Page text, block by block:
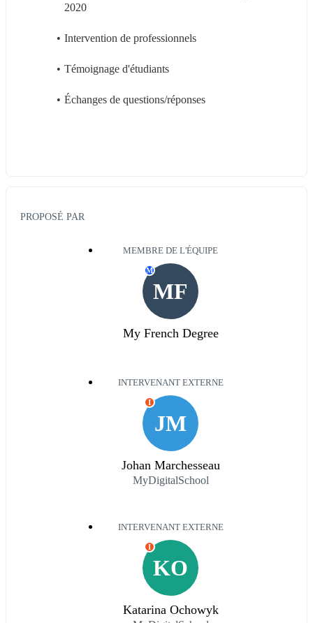
2020
Intervention de professionnels
Témoignage d'étudiants
Échanges de questions/réponses
PROPOSÉ PAR
MEMBRE DE L'ÉQUIPE
MF
M
My French Degree
INTERVENANT EXTERNE
JM
I
Johan Marchesseau
MyDigitalSchool
INTERVENANT EXTERNE
KO
I
Katarina Ochowyk